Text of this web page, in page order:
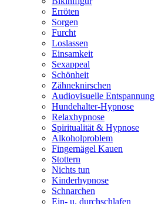
Erröten
Sorgen
Furcht
Loslassen
Einsamkeit
Sexappeal
Schönheit
Zähneknirschen
Audiovisuelle Entspannung
Hundehalter-Hypnose
Relaxhypnose
Spiritualität & Hypnose
Alkoholproblem
Fingernägel Kauen
Stottern
Nichts tun
Kinderhypnose
Schnarchen
Ein- u. durchschlafen